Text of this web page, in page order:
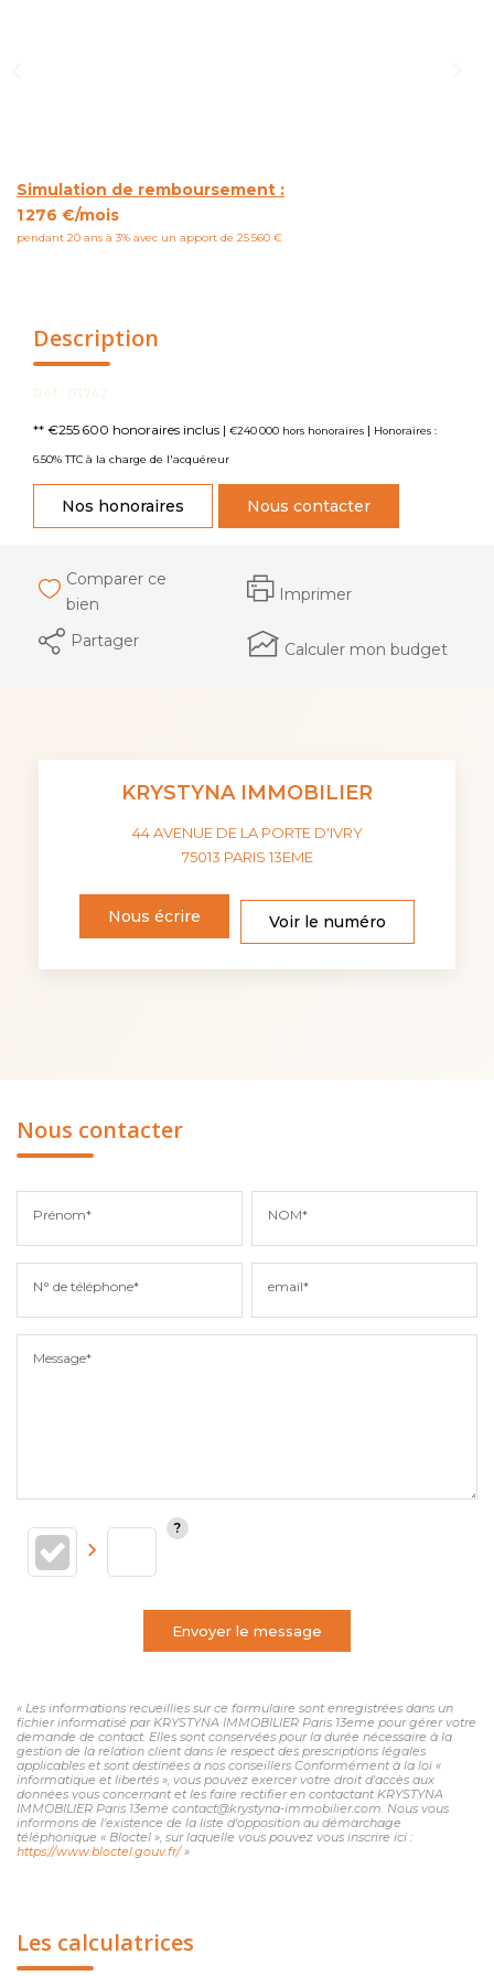
Simulation de remboursement :
1 276 €/mois
pendant 20 ans à 3% avec un apport de 25 560 €
Description
** €255 600 honoraires inclus | €240 000 hors honoraires | Honoraires :
6.50% TTC à la charge de l'acquéreur
Nos honoraires Nous contacter
Comparer ce
bien
Imprimer
Partager Calculer mon budget
KRYSTYNA IMMOBILIER
44 AVENUE DE LA PORTE D'IVRY
75013 PARIS 13EME
Nous écrire Voir le numéro
Nous contacter
Prénom* NOM*
N° de téléphone* email*
Message*
Envoyer le message
« Les informations recueillies sur ce formulaire sont enregistrées dans un
fichier informatisé par KRYSTYNA IMMOBILIER Paris 13eme pour gérer votre
demande de contact. Elles sont conservées pour la durée nécessaire à la
gestion de la relation client dans le respect des prescriptions légales
applicables et sont destinées à nos conseillers Conformément à la loi «
informatique et libertés », vous pouvez exercer votre droit d'accès aux
données vous concernant et les faire rectifier en contactant KRYSTYNA
IMMOBILIER Paris 13eme contact@krystyna-immobilier.com. Nous vous
informons de l'existence de la liste d'opposition au démarchage
téléphonique « Bloctel », sur laquelle vous pouvez vous inscrire ici :
https://www.bloctel.gouv.fr/»
Les calculatrices